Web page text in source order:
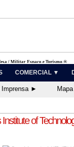
/ Militar, Espaço e Turismo ®
COMERCIAL ▼
Imprensa ►
of